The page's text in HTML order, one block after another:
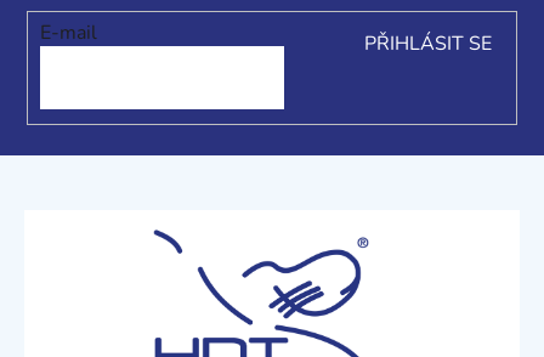
E-mail
PŘIHLÁSIT SE